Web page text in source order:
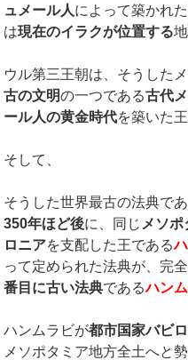
ュメール人によって築かれ
は現在のイラクが位置する
ウル第三王朝は、そうした
古の文明の一つである古代
ール人の黄金時代を築いた
そして、
そうした世界最古の法典で
350年ほど後に、同じ メソ
ロニアを支配した王である
って定められた法典が、完
番目に古い法典であるハン
ハンムラビが都市国家バビ
メソポタミア地方全土へと